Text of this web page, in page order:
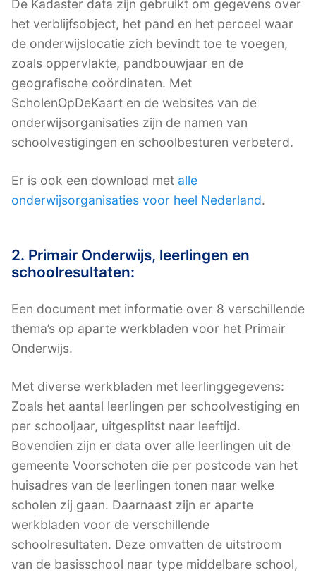
De Kadaster data zijn gebruikt om gegevens over
het verblijfsobject, het pand en het perceel waar
de onderwijslocatie zich bevindt toe te voegen,
zoals oppervlakte, pandbouwjaar en de
geografische coördinaten. Met
ScholenOpDeKaart en de websites van de
onderwijsorganisaties zijn de namen van
schoolvestigingen en schoolbesturen verbeterd.
Er is ook een download met alle
onderwijsorganisaties voor heel Nederland.
2. Primair Onderwijs, leerlingen en
schoolresultaten:
Een document met informatie over 8 verschillende
thema’s op aparte werkbladen voor het Primair
Onderwijs.
Met diverse werkbladen met leerlinggegevens:
Zoals het aantal leerlingen per schoolvestiging en
per schooljaar, uitgesplitst naar leeftijd.
Bovendien zijn er data over alle leerlingen uit de
gemeente Voorschoten die per postcode van het
huisadres van de leerlingen tonen naar welke
scholen zij gaan. Daarnaast zijn er aparte
werkbladen voor de verschillende
schoolresultaten. Deze omvatten de uitstroom
van de basisschool naar type middelbare school,